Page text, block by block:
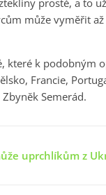
prosté, a to
může vyměřit
které k
Francie,
Semerád.
uprchlíkům z